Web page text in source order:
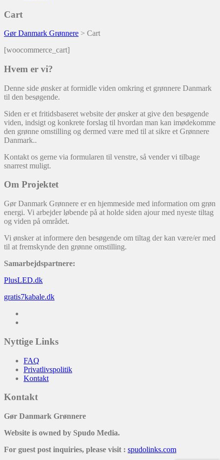
Cart
Gør Danmark Grønnere > Cart
[woocommerce_cart]
Hvem er vi?
Denne side ønsker at formidle viden omkring et grønnere Danmark
til den besøgende.
Siden er et fritidsbaseret website der ønsker at give den besøgende
viden, indsigt og konkrete forslag til hvordan man kan imødekomme
den grønne omstilling og dermed være med til at sikre et Grønnere
Danmark..
Kontakt os gerne via formularen til venstre, så vender vi tilbage
snarrest muligt.
Om Projektet
Gør Danmark Grønnere er en hjemmeside med information om grøn
energi. Vi arbejder løbende på at holde siden ajour med nyeste tiltag
og viden på området.
Vi ønsker at informere den besøgende om tiltag der kan være/er med
til at fremskynde den grønne omstilling.
Samarbejdspartnere:
PlusLED.dk
gratis7kabale.dk
Nyttige Links
FAQ
Privatlivspolitik
Kontakt
Kontakt
Gør Danmark Grønnere
Website is owned by Spudo Media.
For guest post inquiries, please visit : spudolinks.com